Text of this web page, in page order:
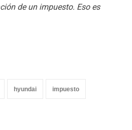
de un impuesto. Eso es
hyundai impuesto